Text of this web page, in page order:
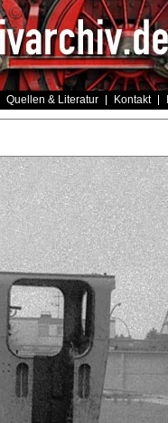
Quellen & Literatur Kontakt